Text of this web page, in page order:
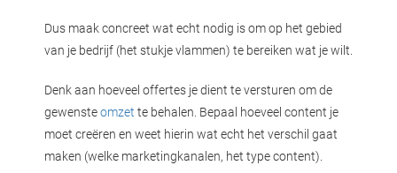
Dus maak concreet wat echt nodig is om op het gebied
van je bedrijf (het stukje vlammen) te bereiken wat je wilt.
Denk aan hoeveel offertes je dient te versturen om de
gewensteomzet te behalen. Bepaal hoeveel content je
moet creëren en weet hierin wat echt het verschil gaat
maken (welke marketingkanalen, het type content).